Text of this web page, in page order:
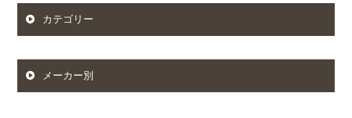
カテゴリー
メーカー別